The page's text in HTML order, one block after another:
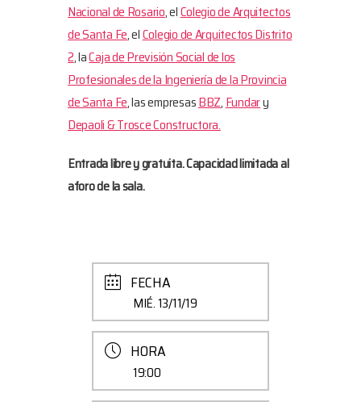
Nacional de Rosario, elColegio de Arquitectos
de Santa Fe, elColegio de Arquitectos Distrito
2, laCaja de Previsión Social de los
Profesionales de la Ingeniería de la Provincia
de Santa Fe, las empresasBBZ, Fundary
Depaoli & Trosce Constructora.
Entrada libre y gratuita. Capacidad limitada al
aforo de la sala.
FECHA
MIÉ. 13/11/19
HORA
19:00